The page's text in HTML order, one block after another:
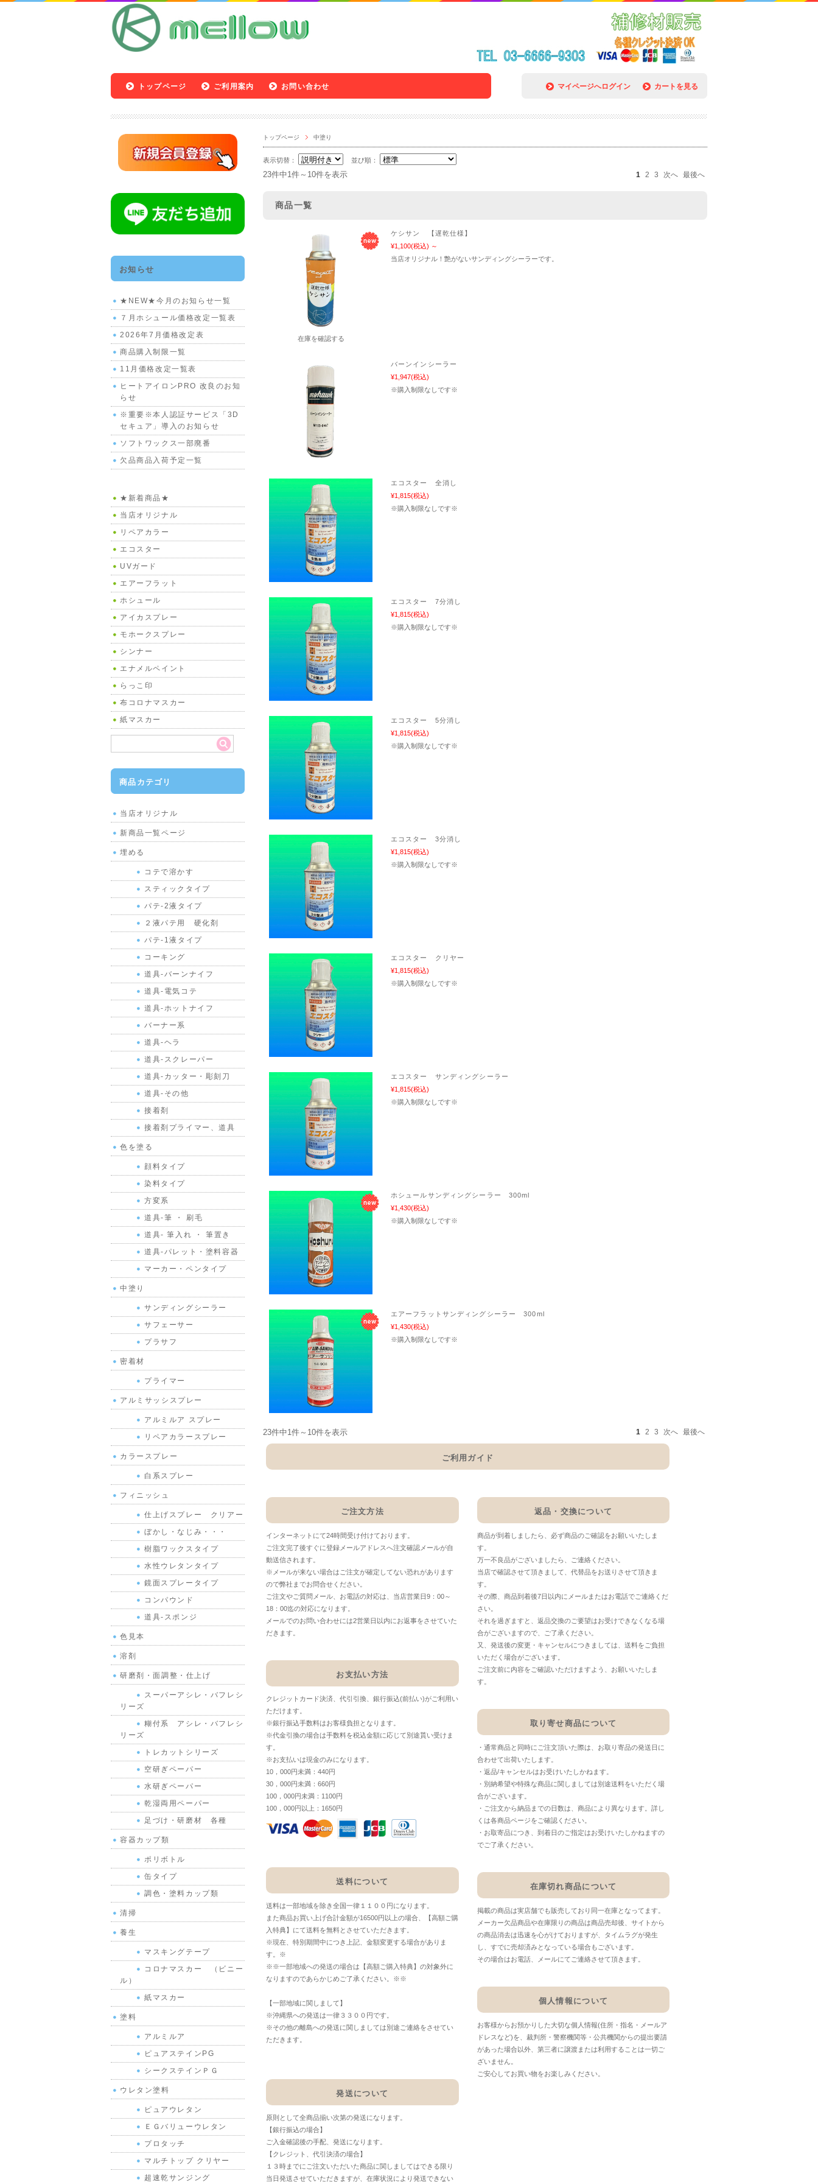
マイページへログイン カートを見る
トップページ ご利用案内 お問い合わせ
トップページ 中塗り
表示切替： 並び順：
23件中1件～10件を表示 1 2 3 次へ 最後へ
商品一覧
在庫を確認する
ケシサン 【遅乾仕様】
¥1,100(税込) ～
当店オリジナル！艶がないサンディングシーラーです。
バーンインシーラー
¥1,947(税込)
※購入制限なしです※
エコスター 全消し
¥1,815(税込)
※購入制限なしです※
エコスター 7分消し
¥1,815(税込)
※購入制限なしです※
エコスター 5分消し
¥1,815(税込)
※購入制限なしです※
エコスター 3分消し
¥1,815(税込)
※購入制限なしです※
エコスター クリヤー
¥1,815(税込)
※購入制限なしです※
エコスター サンディングシーラー
¥1,815(税込)
※購入制限なしです※
ホシュールサンディングシーラー 300ml
¥1,430(税込)
※購入制限なしです※
エアーフラットサンディングシーラー 300ml
¥1,430(税込)
※購入制限なしです※
23件中1件～10件を表示 1 2 3 次へ 最後へ
ご利用ガイド
ご注文方法
インターネットにて24時間受け付けております。
ご注文完了後すぐに登録メールアドレスへ注文確認メールが自
動送信されます。
※メールが来ない場合はご注文が確定してない恐れがあります
ので弊社までお問合せください。
ご注文やご質問メール、お電話の対応は、当店営業日9：00～
18：00迄の対応になります。
メールでのお問い合わせには2営業日以内にお返事をさせていた
だきます。
お支払い方法
クレジットカード決済、代引引換、銀行振込(前払い)がご利用い
ただけます。
※銀行振込手数料はお客様負担となります。
※代金引換の場合は手数料を税込金額に応じて別途貰い受けま
す。
※お支払いは現金のみになります。
10，000円未満：440円
30，000円未満：660円
100，000円未満：1100円
100，000円以上：1650円
送料について
送料は一部地域を除き全国一律１１００円になります。
また商品お買い上げ合計金額が16500円以上の場合、【高額ご購
入特典】にて送料を無料とさせていただきます。
※現在、特別期間中につき上記、金額変更する場合がありま
す。※
※※一部地域への発送の場合は【高額ご購入特典】の対象外に
なりますのであらかじめご了承ください。※※
【一部地域に関しまして】
※沖縄県への発送は一律３３００円です。
※その他の離島への発送に関しましては別途ご連絡をさせてい
ただきます。
発送について
原則として全商品揃い次第の発送になります。
【銀行振込の場合】
ご入金確認後の手配、発送になります。
【クレジット、代引決済の場合】
１３時までにご注文いただいた商品に関しましてはできる限り
当日発送させていただきますが、在庫状況により発送できない
返品・交換について
商品が到着しましたら、必ず商品のご確認をお願いいたしま
す。
万一不良品がございましたら、ご連絡ください。
当店で確認させて頂きまして、代替品をお送りさせて頂きま
す。
その際、商品到着後7日以内にメールまたはお電話でご連絡くだ
さい。
それを過ぎますと、返品交換のご要望はお受けできなくなる場
合がございますので、ご了承ください。
又、発送後の変更・キャンセルにつきましては、送料をご負担
いただく場合がございます。
ご注文前に内容をご確認いただけますよう、お願いいたしま
す。
取り寄せ商品について
・通常商品と同時にご注文頂いた際は、お取り寄品の発送日に
合わせて出荷いたします。
・返品/キャンセルはお受けいたしかねます。
・別納希望や特殊な商品に関しましては別途送料をいただく場
合がございます。
・ご注文から納品までの日数は、商品により異なります。詳し
くは各商品ページをご確認ください。
・お取寄品につき、到着日のご指定はお受けいたしかねますの
でご了承ください。
在庫切れ商品について
掲載の商品は実店舗でも販売しており同一在庫となってます。
メーカー欠品商品や在庫限りの商品は商品売却後、サイトから
の商品消去は迅速を心がけておりますが、タイムラグが発生
し、すでに売却済みとなっている場合もございます。
その場合はお電話、メールにてご連絡させて頂きます。
個人情報について
お客様からお預かりした大切な個人情報(住所・指名・メールア
ドレスなど)を、裁判所・警察機関等・公共機関からの提出要請
があった場合以外、第三者に譲渡または利用することは一切ご
ざいません。
ご安心してお買い物をお楽しみください。
お知らせ
★NEW★今月のお知らせ一覧
７月ホシュール価格改定一覧表
2026年7月価格改定表
商品購入制限一覧
11月価格改定一覧表
ヒートアイロンPRO 改良のお知
らせ
※重要※本人認証サービス「3D
セキュア」導入のお知らせ
ソフトワックス一部廃番
欠品商品入荷予定一覧
★新着商品★
当店オリジナル
リペアカラー
エコスター
UVガード
エアーフラット
ホシュール
アイカスプレー
モホークスプレー
シンナー
エナメルペイント
らっこ印
布コロナマスカー
紙マスカー
商品カテゴリ
当店オリジナル
新商品一覧ページ
埋める
コテで溶かす
スティックタイプ
パテ-2液タイプ
２液パテ用 硬化剤
パテ-1液タイプ
コーキング
道具-バーンナイフ
道具-電気コテ
道具-ホットナイフ
バーナー系
道具-ヘラ
道具-スクレーパー
道具-カッター・彫刻刀
道具-その他
接着剤
接着剤プライマー、道具
色を塗る
顔料タイプ
染料タイプ
方変系
道具-筆 ・ 刷毛
道具- 筆入れ ・ 筆置き
道具-パレット・塗料容器
マーカー・ペンタイプ
中塗り
サンディングシーラー
サフェーサー
プラサフ
密着材
プライマー
アルミサッシスプレー
アルミルア スプレー
リペアカラースプレー
カラースプレー
白系スプレー
フィニッシュ
仕上げスプレー クリアー
ぼかし・なじみ・・・
樹脂ワックスタイプ
水性ウレタンタイプ
鏡面スプレータイプ
コンパウンド
道具-スポンジ
色見本
溶剤
研磨剤・面調整・仕上げ
スーパーアシレ・バフレシ
リーズ
糊付系 アシレ・バフレシ
リーズ
トレカットシリーズ
空研ぎペーパー
水研ぎペーパー
乾湿両用ペーパー
足づけ・研磨材 各種
容器カップ類
ポリボトル
缶タイプ
調色・塗料カップ類
清掃
養生
マスキングテープ
コロナマスカー （ビニー
ル）
紙マスカー
塗料
アルミルア
ピュアステインPG
シークステインＰＧ
ウレタン塗料
ピュアウレタン
ＥＧバリューウレタン
プロタッチ
マルチトップ クリヤー
超速乾サンジング